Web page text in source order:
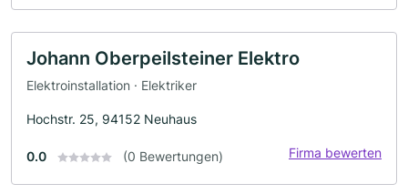
Johann Oberpeilsteiner Elektro
Elektroinstallation · Elektriker
Hochstr. 25, 94152 Neuhaus
0.0 (0 Bewertungen) Firma bewerten